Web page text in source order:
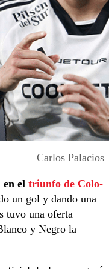
Carlos Palacios
el triunfo de Colo-
un gol y dando una
tuvo una oferta
y Negro la